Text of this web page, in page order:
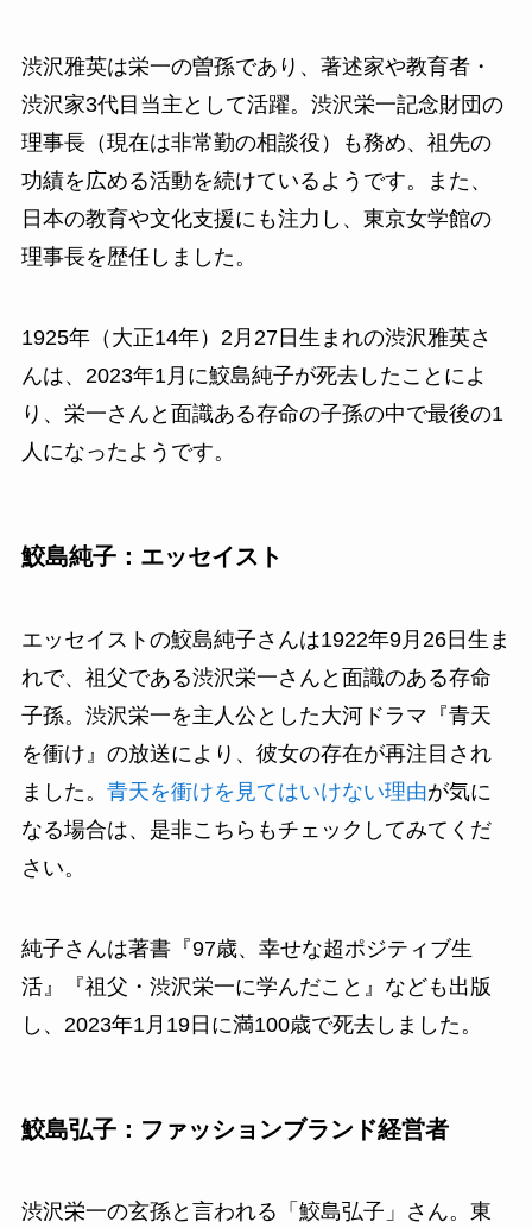
渋沢雅英は栄一の曽孫であり、著述家や教育者・
渋沢家3代目当主として活躍。渋沢栄一記念財団の
理事長（現在は非常勤の相談役）も務め、祖先の
功績を広める活動を続けているようです。また、
日本の教育や文化支援にも注力し、東京女学館の
理事長を歴任しました。
1925年（大正14年）2月27日生まれの渋沢雅英さ
んは、2023年1月に鮫島純子が死去したことによ
り、栄一さんと面識ある存命の子孫の中で最後の1
人になったようです。
鮫島純子：エッセイスト
エッセイストの鮫島純子さんは1922年9月26日生ま
れで、祖父である渋沢栄一さんと面識のある存命
子孫。渋沢栄一を主人公とした大河ドラマ『青天
を衝け』の放送により、彼女の存在が再注目され
ました。 青天を衝けを見てはいけない理由が気に
なる場合は、是非こちらもチェックしてみてくだ
さい。
純子さんは著書『97歳、幸せな超ポジティブ生
活』『祖父・渋沢栄一に学んだこと』なども出版
し、2023年1月19日に満100歳で死去しました。
鮫島弘子：ファッションブランド経営者
渋沢栄一の玄孫と言われる「鮫島弘子」さん。東